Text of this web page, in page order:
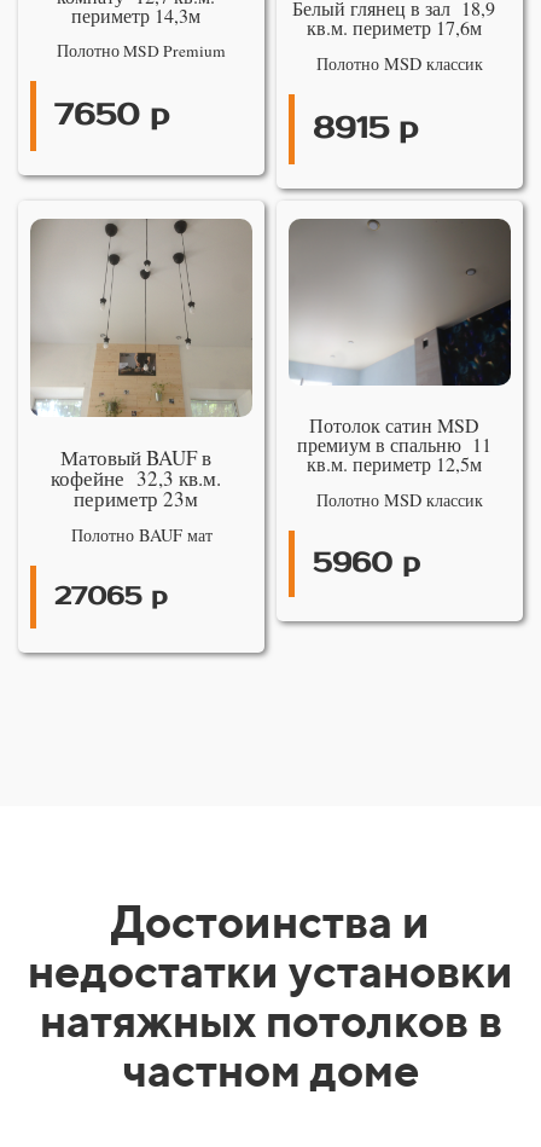
периметр 14,3м
Полотно MSD Premium
7650 р
Белый глянец в зал 18,9
кв.м. периметр 17,6м
Полотно MSD классик
8915 р
Матовый BAUF в
кофейне 32,3 кв.м.
периметр 23м
Полотно BAUF мат
27065 р
Потолок сатин MSD
премиум в спальню 11
кв.м. периметр 12,5м
Полотно MSD классик
5960 р
Достоинства и
недостатки установки
натяжных потолков в
частном доме